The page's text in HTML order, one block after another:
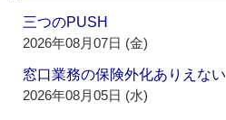
三つのPUSH
2026年08月07日 (金)
窓口業務の保険外化ありえない
2026年08月05日 (水)